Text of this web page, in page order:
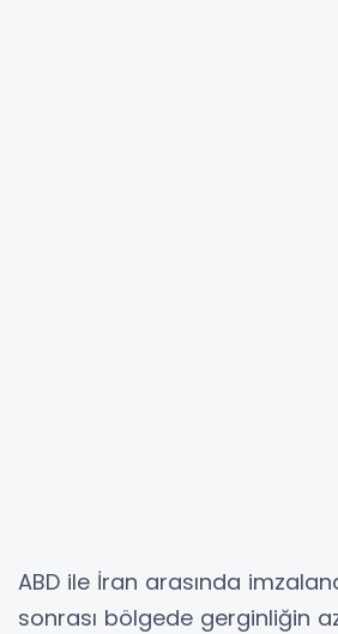
ABD ile İran arasında
sonrası bölgede gerginliğin